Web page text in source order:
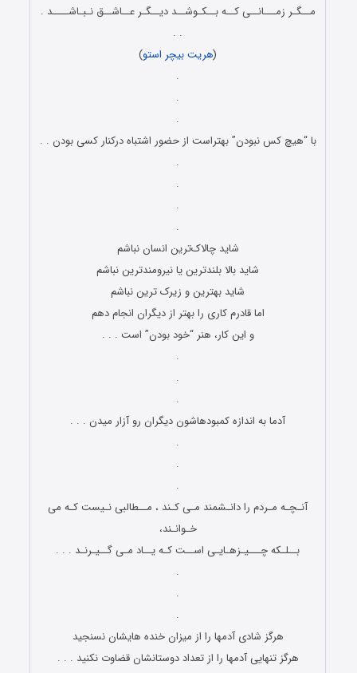
مــگـر زمـــانــی کــه بــکـوشــد دیــگـر عــاشــق نـبـاشــــد .
. .
(هریت بیچر استو)
.
.
.
با “هیچ کس نبودن” بهتراست از حضور اشتباه درکنار کسی بودن . .
.
.
.
.
شاید چالاک‌ترین انسان نباشم
شاید بالا بلندترین یا نیرومندترین نباشم
شاید بهترین و زیرک‌ ترین نباشم
اما قادرم کاری را بهتر از دیگران انجام دهم
و این کار، هنر “خود بودن” است . . .
.
.
.
آدما به اندازه کمبودهاشون دیگران رو آزار میدن . . .
.
.
.
آنـچـه مـردم را دانـشمند مـی کـند ، مــطالبی نـیست کـه می
خـوانـند،
بــلـکه چـــیـزهـایـی اســت کـه یــاد مـی گــیـرنـد . . .
.
.
.
هرگز شادی آدمها را از میزان خنده هایشان نسنجید
هرگز تنهایی آدمها را از تعداد دوستانشان قضاوت نکنید . . .